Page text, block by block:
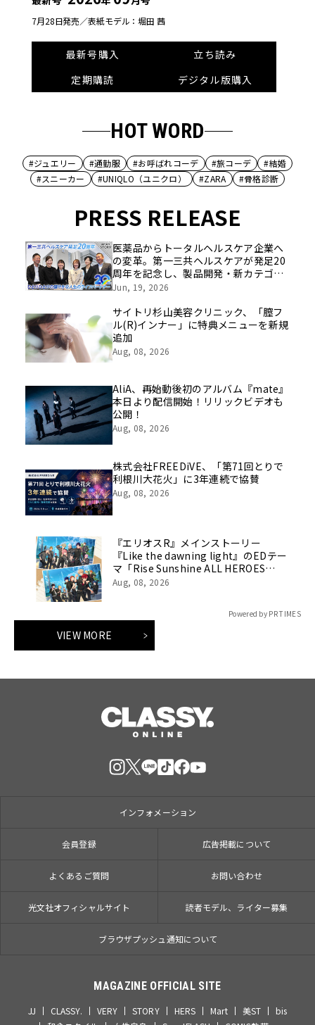
7月28日発売／表紙モデル：堀田 茜
最新号購入
立ち読み
定期購読
デジタル版購入
HOT WORD
#ジュエリー #通勤服 #お呼ばれコーデ #旅コーデ
#結婚
#スニーカー
#UNIQLO（ユニクロ） #ZARA #骨格診断
PRESS RELEASE
医薬品からトータルヘルスケア企業へ
の変革。第一三共ヘルスケアが発足20
周年を記念し、製品開発・新カテゴリ
挑戦の舞台や旧社統合時のエピソード
像を公開！
Jun, 19, 2026
サイトリ杉山美容クリニック、「膣フ
ル(R)インナー」に特典メニューを新規
追加
Aug, 08, 2026
AliA、再始動後初のアルバム『mate』
本日より配信開始！リリックビデオも
公開！
Aug, 08, 2026
株式会社FREEDiVE、「第71回とりで
利根川大花火」に3年連続で協賛
Aug, 08, 2026
『エリオスR』メインストーリー
『Like the dawning light』のEDテー
マ「Rise Sunshine ALL HEROES
Ver.」がフルサイズ配信決定！
Aug, 08, 2026
Powered by PR TIMES
VIEW MORE
インフォメーション
会員登録 広告掲載について
よくあるご質問 お問い合わせ
光文社オフィシャルサイト 読者モデル、ライター募集
ブラウザプッシュ通知について
MAGAZINE OFFICIAL SITE
JJ CLASSY. VERY STORY HERS Mart 美ST
bis